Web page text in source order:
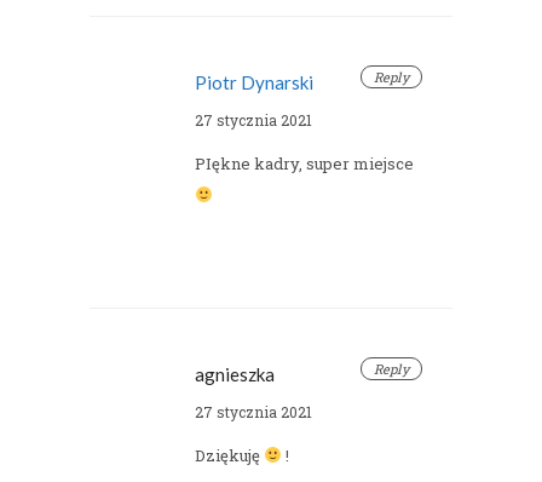
Reply
Piotr Dynarski
27 stycznia 2021
PIękne kadry, super miejsce
Reply
agnieszka
27 stycznia 2021
Dziękuję !